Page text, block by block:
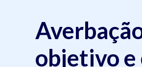
objetivo